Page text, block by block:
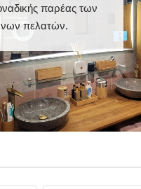
παρέας των
πελατών.